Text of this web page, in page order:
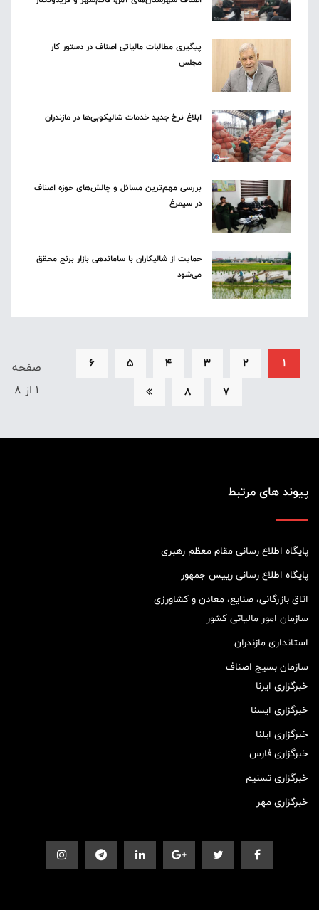
پیگیری مطالبات مالیاتی اصناف در دستور کار
مجلس
ابلاغ نرخ جدید خدمات شالیکوبی‌ها در مازندران
بررسی مهم‌ترین مسائل و چالش‌های حوزه اصناف
در سیمرغ
حمایت از شالیکاران با ساماندهی بازار برنج محقق
می‌شود
1
2
3
4
5
6
7
8
صفحه
1 از 8
پیوند های مرتبط
پایگاه اطلاع رسانی مقام معظم رهبری
پایگاه اطلاع رسانی رییس جمهور
اتاق بازرگانی، صنایع، معادن و کشاورزی
سازمان امور مالیاتی کشور
استانداری مازندران
سازمان بسیج اصناف
خبرگزاری ایرنا
خبرگزاری ایسنا
خبرگزاری ایلنا
خبرگزاری فارس
خبرگزاری تسنیم
خبرگزاری مهر